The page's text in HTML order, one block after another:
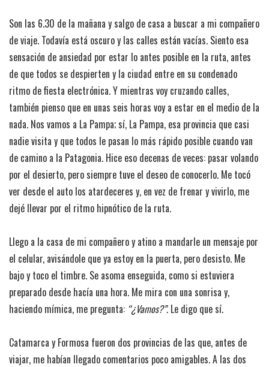
Son las 6.30 de la mañana y salgo de casa a buscar a mi compañero
de viaje. Todavía está oscuro y las calles están vacías. Siento esa
sensación de ansiedad por estar lo antes posible en la ruta, antes
de que todos se despierten y la ciudad entre en su condenado
ritmo de fiesta electrónica. Y mientras voy cruzando calles,
también pienso que en unas seis horas voy a estar en el medio de la
nada. Nos vamos a La Pampa; sí, La Pampa, esa provincia que casi
nadie visita y que todos le pasan lo más rápido posible cuando van
de camino a la Patagonia. Hice eso decenas de veces: pasar volando
por el desierto, pero siempre tuve el deseo de conocerlo. Me tocó
ver desde el auto los atardeceres y, en vez de frenar y vivirlo, me
dejé llevar por el ritmo hipnótico de la ruta.
Llego a la casa de mi compañero y atino a mandarle un mensaje por
el celular, avisándole que ya estoy en la puerta, pero desisto. Me
bajo y toco el timbre. Se asoma enseguida, como si estuviera
preparado desde hacía una hora. Me mira con una sonrisa y,
haciendo mímica, me pregunta: “¿Vamos?”. Le digo que sí.
Catamarca y Formosa fueron dos provincias de las que, antes de
viajar, me habían llegado comentarios poco amigables. A las dos